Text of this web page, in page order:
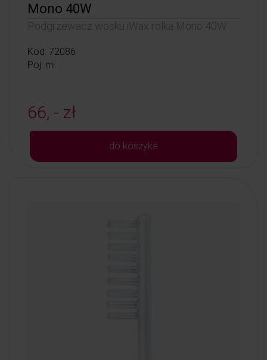
Mono 40W
Podgrzewacz wosku iWax rolka Mono 40W
Kod: 72086
Poj: ml
66, - zł
do koszyka